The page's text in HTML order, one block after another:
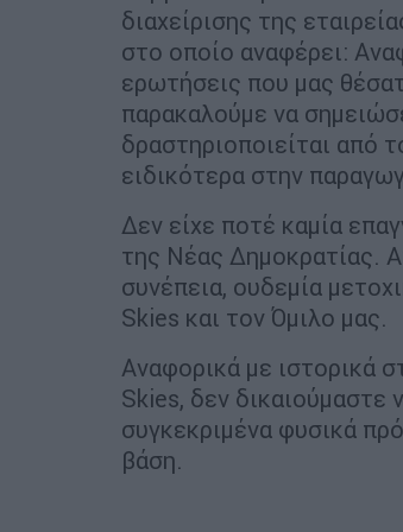
διαχείρισης της
στο οποίο αναφέρει:
ερωτήσεις που μας
παρακαλούμε να
δραστηριοποιείται από
ειδικότερα στην
Δεν είχε ποτέ καμία
της Νέας Δημοκρατίας.
συνέπεια, ουδεμία
Skies και τον Όμιλο μας.
Αναφορικά με ιστορικά
Skies, δεν δικαιούμαστε
συγκεκριμένα φυσικά
βάση.